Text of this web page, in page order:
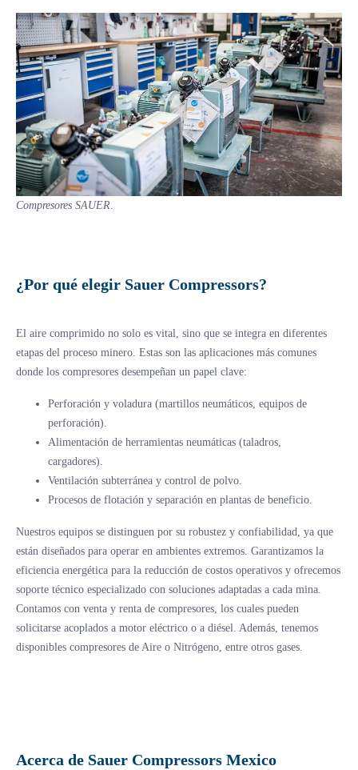
Compresores SAUER
¿Por qué elegir Sauer Compressors?
El aire comprimido no solo es vital, sino que se integra en diferentes
etapas del proceso minero. Estas son las aplicaciones más comunes
donde los compresores desempeñan un papel clave:
Perforación y voladura (martillos neumáticos, equipos de
perforación).
Alimentación de herramientas neumáticas (taladros,
cargadores).
Ventilación subterránea y control de polvo.
Procesos de flotación y separación en plantas de beneficio.
Nuestros equipos se distinguen por su robustez y confiabilidad, ya que
están diseñados para operar en ambientes extremos. Garantizamos la
eficiencia energética para la reducción de costos operativos y ofrecemos
soporte técnico especializado con soluciones adaptadas a cada mina.
Contamos con venta y renta de compresores, los cuales pueden
solicitarse acoplados a motor eléctrico o a diésel. Además, tenemos
disponibles compresores de Aire o Nitrógeno, entre otros gases.
Acerca de Sauer Compressors Mexico